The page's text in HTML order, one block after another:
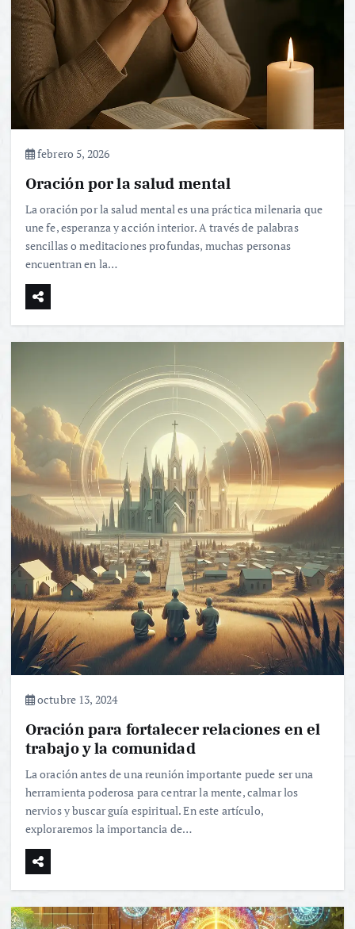
febrero 5, 2026
Oración por la salud mental
La oración por la salud mental es una práctica milenaria que
une fe, esperanza y acción interior. A través de palabras
sencillas o meditaciones profundas, muchas personas
encuentran en la…
octubre 13, 2024
Oración para fortalecer relaciones en el
trabajo y la comunidad
La oración antes de una reunión importante puede ser una
herramienta poderosa para centrar la mente, calmar los
nervios y buscar guía espiritual. En este artículo,
exploraremos la importancia de…